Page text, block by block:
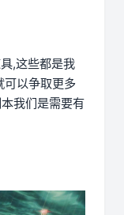
,这些都是我
可以争取更多
我们是需要有